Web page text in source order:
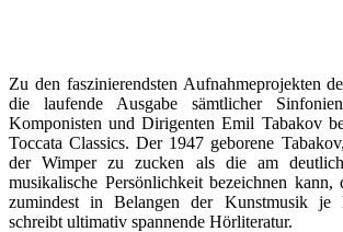
Zu den faszinierendsten Aufnahmeprojekten
die laufende Ausgabe sämtlicher
Komponisten und Dirigenten Emil Tabakov
Toccata Classics. Der 1947 geborene
der Wimper zu zucken als die am
musikalische Persönlichkeit bezeichnen kann,
zumindest in Belangen der Kunstmusik je
schreibt ultimativ spannende Hörliteratur.